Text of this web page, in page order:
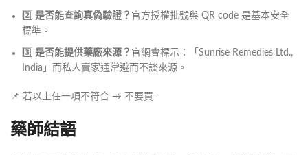
2️⃣ 是否能查詢真偽驗證？ 官方授權批號與 QR code 是基本安全
標準。
3️⃣ 是否能提供藥廠來源？ 官網會標示：「Sunrise Remedies Ltd.,
India」而私人賣家通常避而不談來源。
📌 若以上任一項不符合 → 不要買。
藥師結語